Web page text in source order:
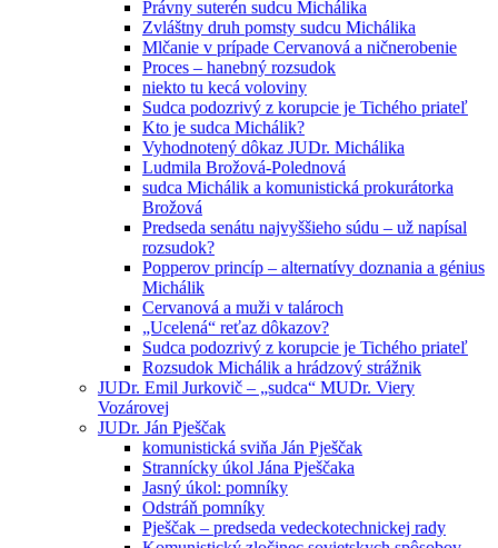
Právny suterén sudcu Michálika
Zvláštny druh pomsty sudcu Michálika
Mlčanie v prípade Cervanová a ničnerobenie
Proces – hanebný rozsudok
niekto tu kecá voloviny
Sudca podozrivý z korupcie je Tichého priateľ
Kto je sudca Michálik?
Vyhodnotený dôkaz JUDr. Michálika
Ludmila Brožová-Polednová
sudca Michálik a komunistická prokurátorka
Brožová
Predseda senátu najvyššieho súdu – už napísal
rozsudok?
Popperov princíp – alternatívy doznania a génius
Michálik
Cervanová a muži v talároch
„Ucelená“ reťaz dôkazov?
Sudca podozrivý z korupcie je Tichého priateľ
Rozsudok Michálik a hrádzový strážnik
JUDr. Emil Jurkovič – „sudca“ MUDr. Viery
Vozárovej
JUDr. Ján Pješčak
komunistická sviňa Ján Pješčak
Strannícky úkol Jána Pješčaka
Jasný úkol: pomníky
Odstráň pomníky
Pješčak – predseda vedeckotechnickej rady